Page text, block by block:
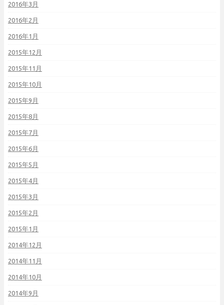
2016年3月
2016年2月
2016年1月
2015年12月
2015年11月
2015年10月
2015年9月
2015年8月
2015年7月
2015年6月
2015年5月
2015年4月
2015年3月
2015年2月
2015年1月
2014年12月
2014年11月
2014年10月
2014年9月